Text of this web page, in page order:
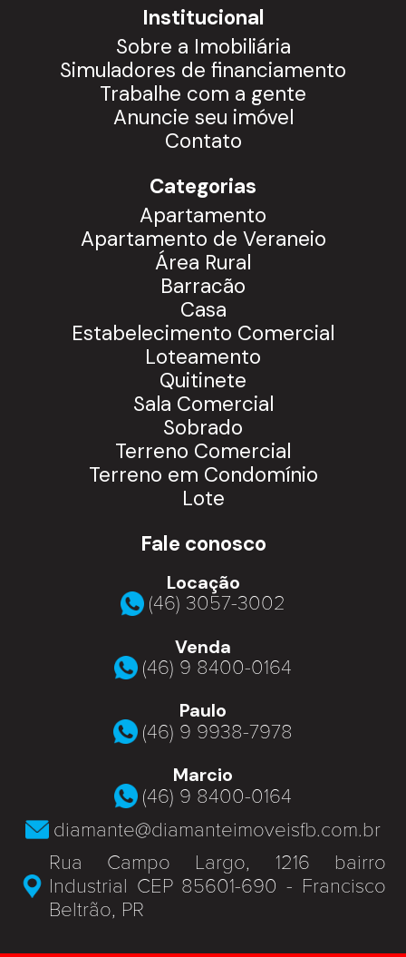
Institucional
Sobre a Imobiliária
Simuladores de financiamento
Trabalhe com a gente
Anuncie seu imóvel
Contato
Categorias
Apartamento
Apartamento de Veraneio
Área Rural
Barracão
Casa
Estabelecimento Comercial
Loteamento
Quitinete
Sala Comercial
Sobrado
Terreno Comercial
Terreno em Condomínio
Lote
Fale conosco
Locação
(46) 3057-3002
Venda
(46) 9 8400-0164
Paulo
(46) 9 9938-7978
Marcio
(46) 9 8400-0164
diamante@diamanteimoveisfb.com.br
Rua Campo Largo, 1216 bairro
Industrial CEP 85601-690 - Francisco
Beltrão, PR